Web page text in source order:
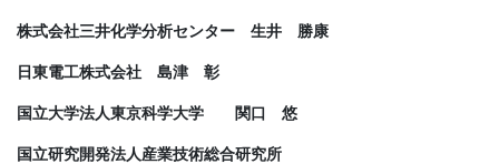
株式会社三井化学分析センター 生井 勝康
日東電工株式会社 島津 彰
国立大学法人東京科学大学 関口 悠
国立研究開発法人産業技術総合研究所